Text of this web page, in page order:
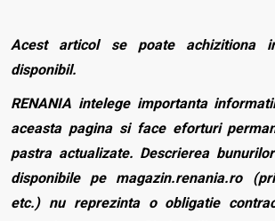
Acest articol se poate achizitiona
disponibil.
RENANIA intelege importanta
aceasta pagina si face eforturi
pastra actualizate. Descrierea
disponibile pe magazin.renania.ro
etc.) nu reprezinta o obligatie